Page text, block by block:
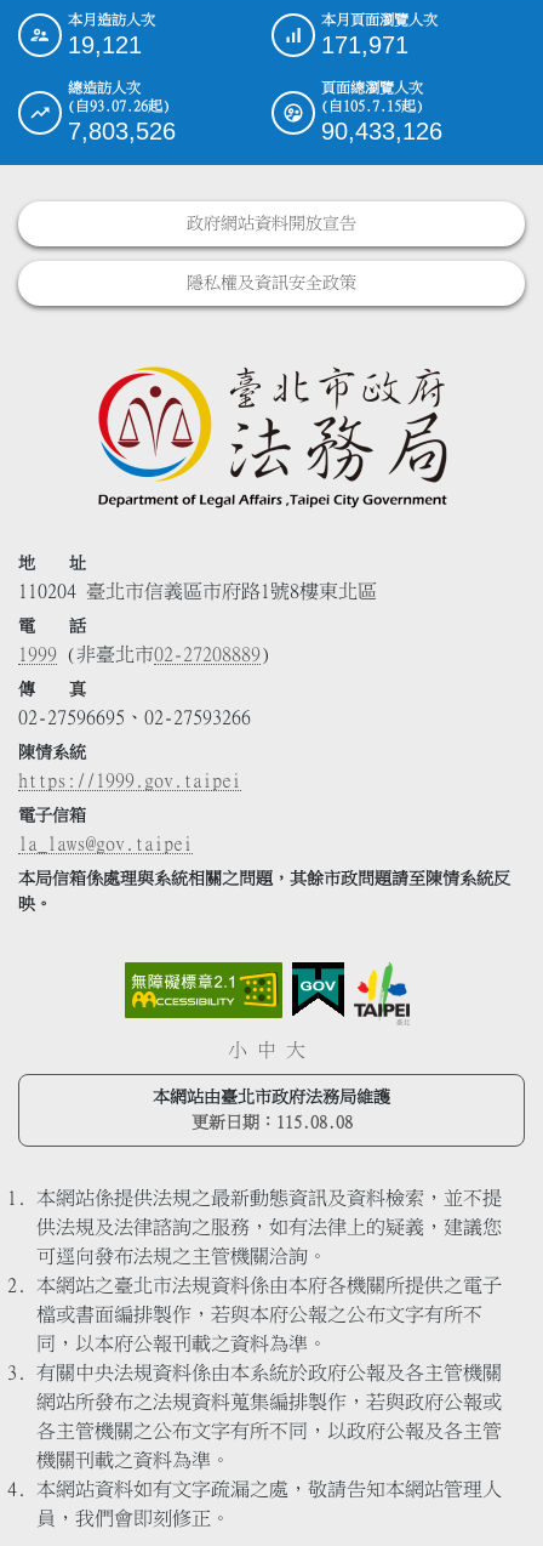
::: 本月造訪人次
19,121
本月頁面瀏覽人次
171,971
總造訪人次
(自93.07.26起)
7,803,526
頁面總瀏覽人次
(自105.7.15起)
90,433,126
政府網站資料開放宣告
隱私權及資訊安全政策
地 址
110204 臺北市信義區市府路1號8樓東北區
電 話
1999 (非臺北市02-27208889)
傳 真
02-27596695、02-27593266
陳情系統
https://1999.gov.taipei
電子信箱
la_laws@gov.taipei
本局信箱係處理與系統相關之問題，其餘市政問題請至陳情系統反
映。
小 中 大
本網站由臺北市政府法務局維護
更新日期： 115.08.08
本網站係提供法規之最新動態資訊及資料檢索，並不提
供法規及法律諮詢之服務，如有法律上的疑義，建議您
可逕向發布法規之主管機關洽詢。
本網站之臺北市法規資料係由本府各機關所提供之電子
檔或書面編排製作，若與本府公報之公布文字有所不
同，以本府公報刊載之資料為準。
有關中央法規資料係由本系統於政府公報及各主管機關
網站所發布之法規資料蒐集編排製作，若與政府公報或
各主管機關之公布文字有所不同，以政府公報及各主管
機關刊載之資料為準。
本網站資料如有文字疏漏之處，敬請告知本網站管理人
員，我們會即刻修正。